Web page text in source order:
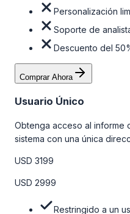
Personalización
Soporte de
Descuento del
Comprar Ahora
Usuario Único
Obtenga acceso al informe
sistema con una única
la tabla de precios a
USD 3199
USD 2999
Restringido a un